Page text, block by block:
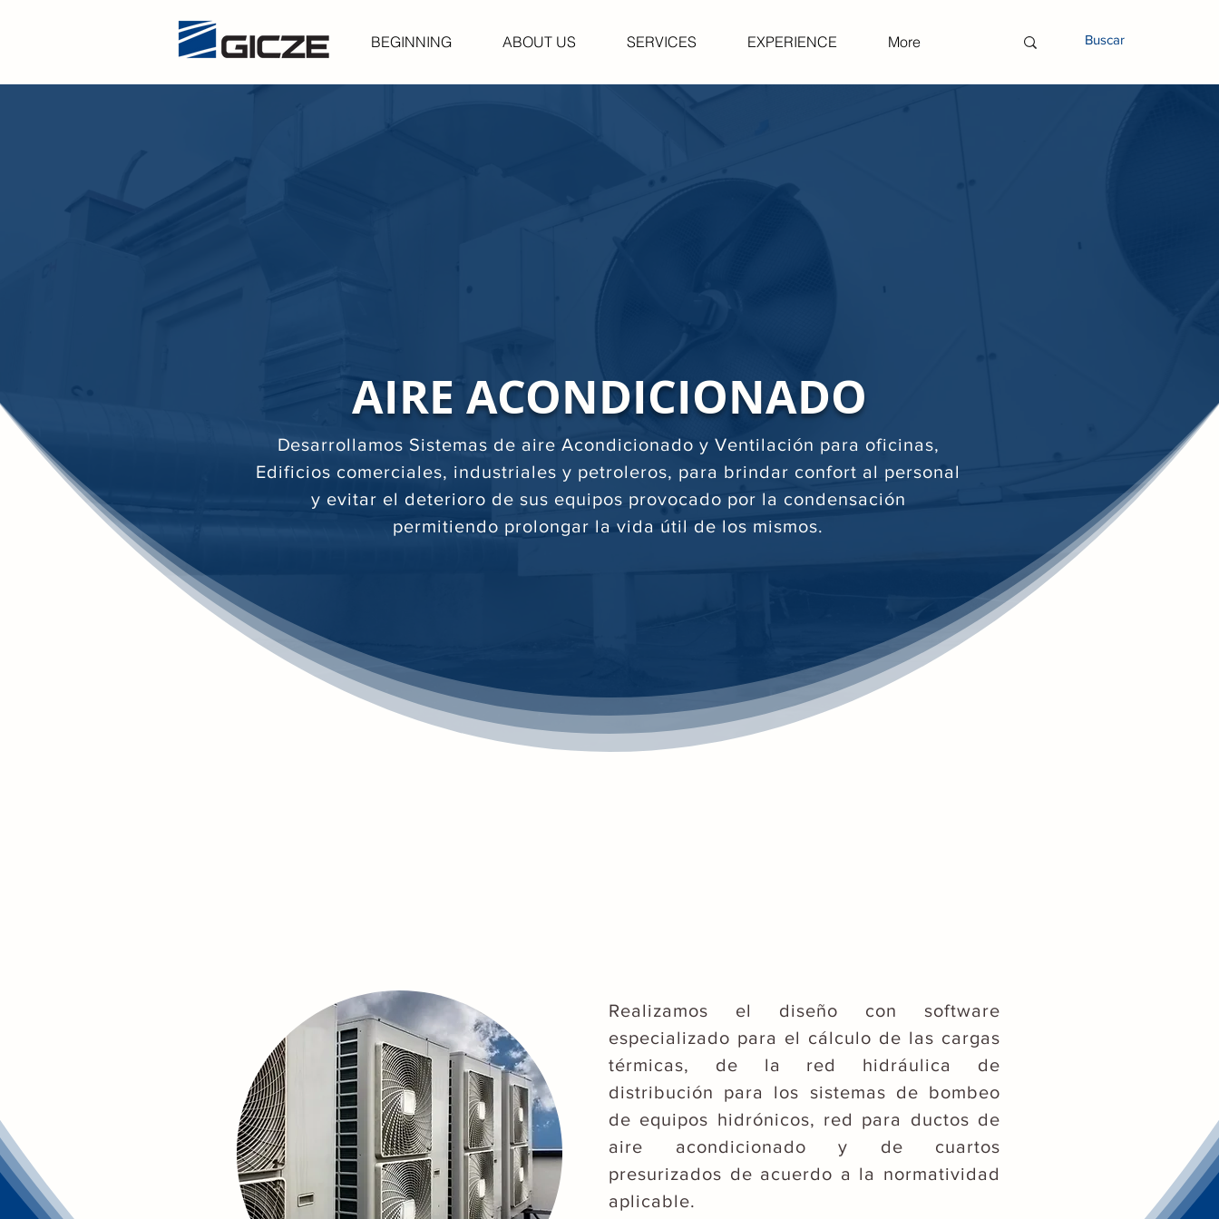
BEGINNING ABOUT US SERVICES EXPERIENCE More
AIRE ACONDICIONADO
Desarrollamos Sistemas de aire Acondicionado y Ventilación para oficinas,
Edificios comerciales, industriales y petroleros, para brindar confort al personal
y evitar el deterioro de sus equipos provocado por la condensación
permitiendo prolongar la vida útil de los mismos.
Realizamos el diseño con software
especializado para el cálculo de las cargas
térmicas, de la red hidráulica de
distribución para los sistemas de bombeo
de equipos hidrónicos, red para ductos de
aire acondicionado y de cuartos
presurizados de acuerdo a la normatividad
aplicable.